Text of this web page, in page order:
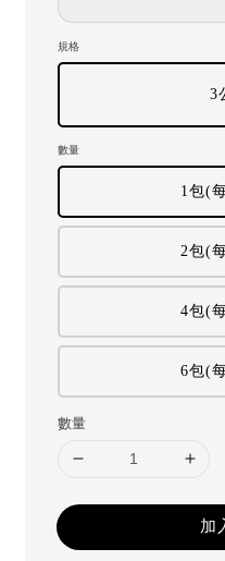
規格
3
數量
1包(
2包(
4包(
6包(
數量
加